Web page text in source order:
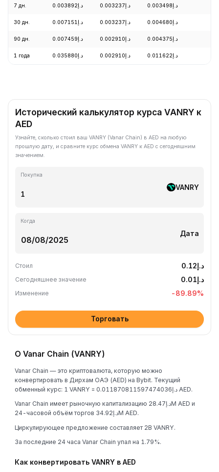
7 дн. د.إ0.003892 د.إ0.003237 د.إ0.003498
30 дн. د.إ0.007151 د.إ0.003237 د.إ0.004680
90 дн. د.إ0.007459 د.إ0.002910 د.إ0.004375
1 года د.إ0.035880 د.إ0.002910 د.إ0.011622
Исторический калькулятор курса VANRY к
AED
Узнайте, сколько стоил ваш VANRY (Vanar Chain) в AED на любую
прошлую дату, и сравните курс обмена VANRY к AED с сегодняшним
значением.
Покупка
VANRY
Когда
Дата
Стоил د.إ0.12
Сегодняшнее значение د.إ0.01
Изменение -89.89%
Торговать
О Vanar Chain (VANRY)
Vanar Chain — это криптовалюта, которую можно
конвертировать в Дирхам ОАЭ (AED) на Bybit. Текущий
обменный курс: 1 VANRY = د.إ0.011870811597474036 AED.
Vanar Chain имеет рыночную капитализацию د.إ28.47M AED и
24-часовой объём торгов د.إ34.92M AED.
Циркулирующее предложение составляет 2B VANRY.
За последние 24 часа Vanar Chain упал на 1.79%.
Как конвертировать VANRY в AED